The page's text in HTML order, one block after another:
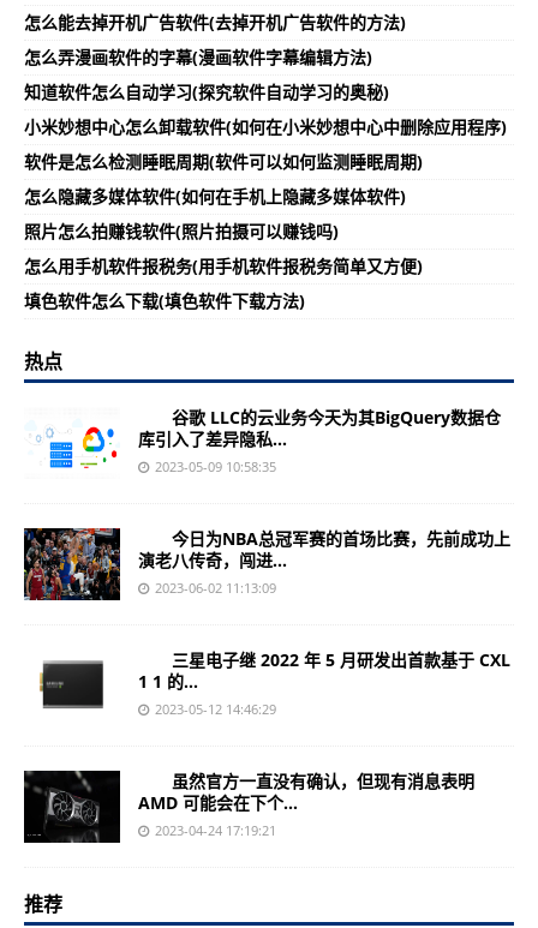
怎么能去掉开机广告软件(去掉开机广告软件的方法)
怎么弄漫画软件的字幕(漫画软件字幕编辑方法)
知道软件怎么自动学习(探究软件自动学习的奥秘)
小米妙想中心怎么卸载软件(如何在小米妙想中心中删除应用程序)
软件是怎么检测睡眠周期(软件可以如何监测睡眠周期)
怎么隐藏多媒体软件(如何在手机上隐藏多媒体软件)
照片怎么拍赚钱软件(照片拍摄可以赚钱吗)
怎么用手机软件报税务(用手机软件报税务简单又方便)
填色软件怎么下载(填色软件下载方法)
热点
谷歌 LLC的云业务今天为其BigQuery数据仓
库引入了差异隐私...
2023-05-09 10:58:35
今日为NBA总冠军赛的首场比赛，先前成功上
演老八传奇，闯进...
2023-06-02 11:13:09
三星电子继 2022 年 5 月研发出首款基于 CXL
1 1 的...
2023-05-12 14:46:29
虽然官方一直没有确认，但现有消息表明
AMD 可能会在下个...
2023-04-24 17:19:21
推荐